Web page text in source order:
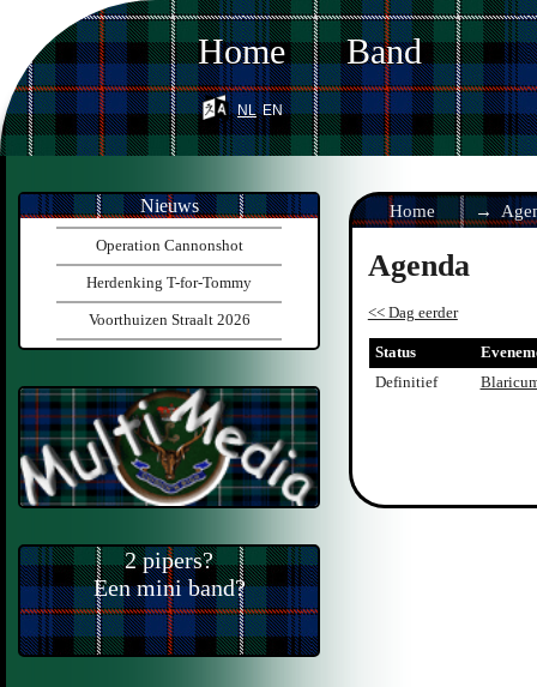
Home Band
nl en
Home
Agenda
<< Dag eerder
Status
Definitief
Nieuws
Operation Cannonshot
Herdenking T-for-Tommy
Voorthuizen Straalt 2026
2 pipers?
Een mini band?